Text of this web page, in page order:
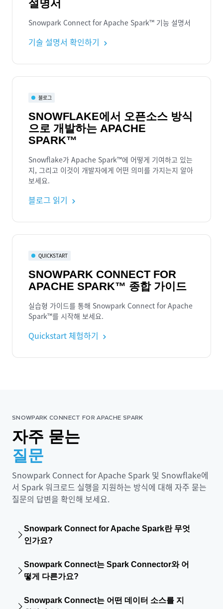
설명서
Snowpark Connect for Apache Spark™ 기능 설명서
기술 설명서 확인하기
블로그
SNOWFLAKE에서 오픈소스 방식
으로 개발하는 APACHE
SPARK™
Snowflake가 Apache Spark™에 어떻게 기여하고 있는
지, 그리고 이것이 개발자에게 어떤 의미를 가지는지 알아
보세요.
블로그 읽기
QUICKSTART
SNOWPARK CONNECT FOR
APACHE SPARK™ 종합 가이드
실습형 가이드를 통해 Snowpark Connect for Apache
Spark™를 시작해 보세요.
Quickstart 체험하기
SNOWPARK CONNECT FOR APACHE SPARK
자주 묻는
질문
Snowpark Connect for Apache Spark 및 Snowflake에
서 Spark 워크로드 실행을 지원하는 방식에 대해 자주 묻는
질문의 답변을 확인해 보세요.
Snowpark Connect for Apache Spark란 무엇
인가요?
이언트를 통해 Snowflake에 연결하여 최신 Apache Spark
DataFrame, Spark SQL 및 UDF 코드를 Snowflake 엔진에
유지 관리하는 부담을 줄일 수 있습니다.
Snowpark Connect는 Spark Connector와 어
떻게 다른가요?
Snowflake 엔진 내부에서 실행하는 관리형 컴퓨팅 서비스입
Snowpark Connect는 어떤 데이터 소스를 지